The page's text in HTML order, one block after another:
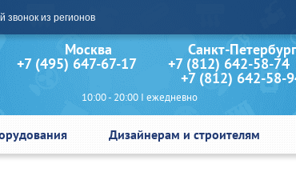
звонок из регионов
Москва Санкт-Петербург
+7 (495) 647-67-17 +7 (812) 642-58-74
+7 (812) 642-58-
10:00 - 20:00 I ежедневно
Дизайнерам и строителям